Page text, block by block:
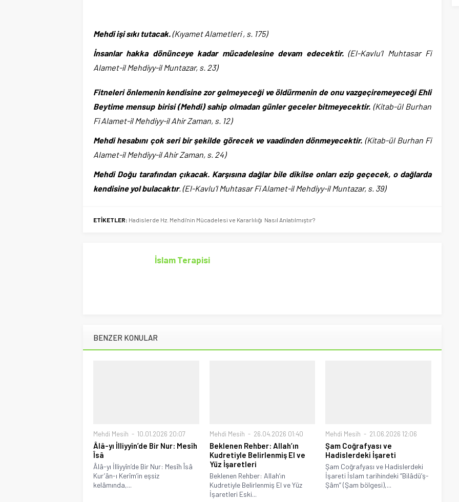
Mehdi işi sıkı tutacak.(Kıyamet Alametleri , s. 175)
İnsanlar hakka dönünceye kadar mücadelesine devam edecektir.(El-Kavlu’l Muhtasar Fi
Alamet-il Mehdiyy-il Muntazar, s. 23)
Fitneleri önlemenin kendisine zor gelmeyeceği ve öldürmenin de onu vazgeçiremeyeceği Ehli
Beytime mensup birisi (Mehdi) sahip olmadan günler geceler bitmeyecektir. (Kitab-ül Burhan
Fi Alamet-il Mehdiyy-il Ahir Zaman, s. 12)
Mehdi hesabını çok seri bir şekilde görecek ve vaadinden dönmeyecektir. (Kitab-ül Burhan Fi
Alamet-il Mehdiyy-il Ahir Zaman, s. 24)
Mehdi Doğu tarafından çıkacak. Karşısına dağlar bile dikilse onları ezip geçecek, o dağlarda
kendisine yol bulacaktır. (El-Kavlu’l Muhtasar Fi Alamet-il Mehdiyy-il Muntazar, s. 39)
ETİKETLER: Hadislerde Hz. Mehdi'nin Mücadelesi ve Kararlılığı Nasıl Anlatılmıştır?
İslam Terapisi
BENZER KONULAR
Mehdi Mesih 10.01.2026 20:07
Âlâ-yı İlliyyîn’de Bir Nur: Mesîh
Îsâ
Âlâ-yı İlliyyîn’de Bir Nur: Mesîh Îsâ
Kur’ân-ı Kerîm’in eşsiz
kelâmında,...
Mehdi Mesih 26.04.2026 01:40
Beklenen Rehber: Allah’ın
Kudretiyle Belirlenmiş El ve
Yüz İşaretleri
Beklenen Rehber: Allah’ın
Kudretiyle Belirlenmiş El ve Yüz
İşaretleri Eski...
Mehdi Mesih 21.06.2026 12:06
Şam Coğrafyası ve
Hadislerdeki İşareti
Şam Coğrafyası ve Hadislerdeki
İşareti İslam tarihindeki “Bilâdü’ş-
Şâm” (Şam bölgesi),...